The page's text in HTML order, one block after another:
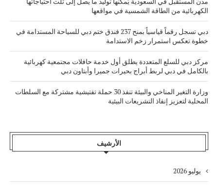
الكهربائية من الطاقة الشمسية في مواقعها
دبي تسجل رقماً قياسياً بمنح 237 فندق ختم دبي للسياحة المستدامة في
خطوة تعكس استمرار زخم الاستدامة
مركز دبي للسلع المتعددة يطلق أول خدمة حافلات مجتمعية كهربائية
بالكامل في دبي لربط أبراج بحيرات جميرا وأبتاون دبي
وزارة التغير المناخي والبيئة تنفذ 30 حملة تفتيشية مشتركة مع السلطات
المحلية لتعزيز إنفاذ التشريعات البيئية
الأرشيف
يوليو 2026